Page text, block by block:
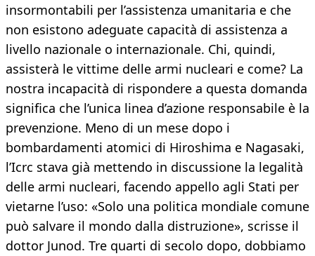
insormontabili per l’assistenza umanitaria e che
non esistono adeguate capacità di assistenza a
livello nazionale o internazionale. Chi, quindi,
assisterà le vittime delle armi nucleari e come? La
nostra incapacità di rispondere a questa domanda
significa che l’unica linea d’azione responsabile è la
prevenzione. Meno di un mese dopo i
bombardamenti atomici di Hiroshima e Nagasaki,
l’Icrc stava già mettendo in discussione la legalità
delle armi nucleari, facendo appello agli Stati per
vietarne l’uso: «Solo una politica mondiale comune
può salvare il mondo dalla distruzione», scrisse il
dottor Junod. Tre quarti di secolo dopo, dobbiamo